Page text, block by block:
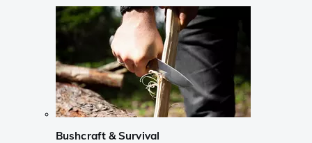
Bushcraft & Survival